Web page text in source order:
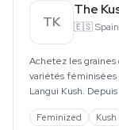
TK
The
🇪🇸Spain
Achetez les graines
variétés féminisées
Langui Kush. Depuis
Feminized Kush